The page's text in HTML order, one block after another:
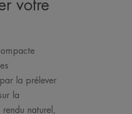
votre
la prélever
la
naturel,